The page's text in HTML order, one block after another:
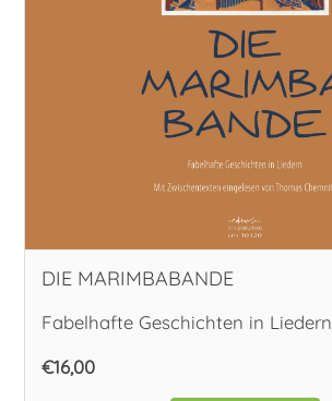
Quintett
Sextett
Trio
DIE MARIMBABANDE
Fabelhafte Geschichten in Liedern
€16,00